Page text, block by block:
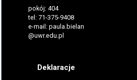
pokój: 404
tel: 71-375-9408
e-mail: paula.bielan
@uwr.edu.pl
Deklaracje